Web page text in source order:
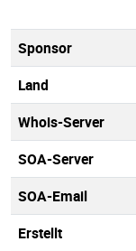
Sponsor
Land
Whois-Server
SOA-Server
SOA-Email
Erstellt